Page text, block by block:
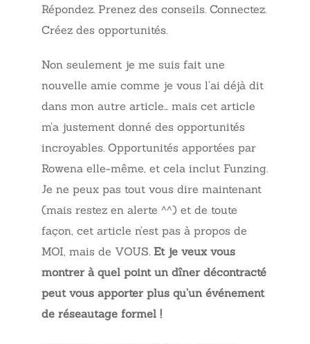
Répondez. Prenez des conseils. Connectez.
Créez des opportunités.
Non seulement je me suis fait une
nouvelle amie comme je vous l’ai déjà dit
dans mon autre article… mais cet article
m’a justement donné des opportunités
incroyables. Opportunités apportées par
Rowena elle-même, et cela inclut Funzing.
Je ne peux pas tout vous dire maintenant
(mais restez en alerte ^^) et de toute
façon, cet article n’est pas à propos de
MOI, mais de VOUS. Et je veux vous
montrer à quel point un dîner décontracté
peut vous apporter plus qu’un événement
de réseautage formel !